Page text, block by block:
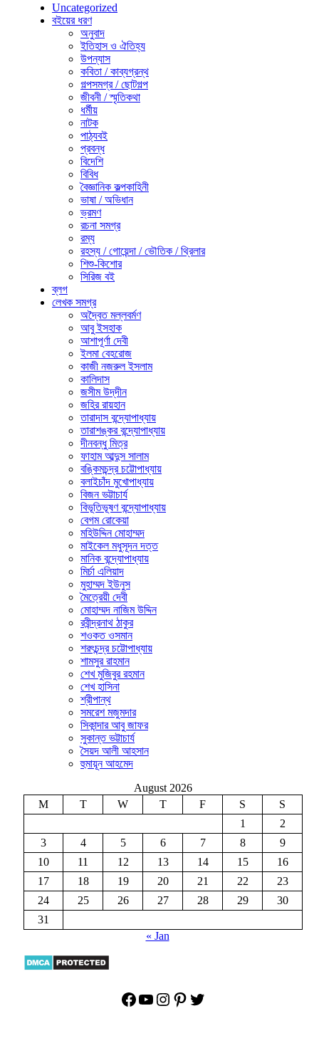
Uncategorized
বইয়ের ধরণ
অনুবাদ
ইতিহাস ও ঐতিহ্য
উপন্যাস
কবিতা / কাব্যগ্রন্থ
গল্পসমগ্র / ছোটগল্প
জীবনী / স্মৃতিকথা
ধর্মীয়
নাটক
পাঠ্যবই
প্রবন্ধ
বিদেশি
বিবিধ
বৈজ্ঞানিক কল্পকাহিনী
ভাষা / অভিধান
ভ্রমণ
রচনা সমগ্র
রম্য
রহস্য / গোয়েন্দা / ভৌতিক / থ্রিলার
শিশু-কিশোর
সিরিজ বই
ব্লগ
লেখক সমগ্র
অদ্বৈত মল্লবর্মণ
আবু ইসহাক
আশাপূর্ণা দেবী
ইলমা বেহরোজ
কাজী নজরুল ইসলাম
কালিদাস
জসীম উদ্‌দীন
জহির রায়হান
তারাদাস বন্দ্যোপাধ্যায়
তারাশঙ্কর বন্দ্যোপাধ্যায়
দীনবন্ধু মিত্র
ফাহাম আব্দুস সালাম
বঙ্কিমচন্দ্র চট্টোপাধ্যায়
বলাইচাঁদ মুখোপাধ্যায়
বিজন ভট্টাচার্য
বিভূতিভূষণ বন্দ্যোপাধ্যায়
বেগম রোকেয়া
মহিউদ্দিন মোহাম্মদ
মাইকেল মধুসূদন দত্ত
মানিক বন্দ্যোপাধ্যায়
মির্চা এলিয়াদ
মুহাম্মদ ইউনুস
মৈত্রেয়ী দেবী
মোহাম্মদ নাজিম উদ্দিন
রবীন্দ্রনাথ ঠাকুর
শওকত ওসমান
শরৎচন্দ্র চট্টোপাধ্যায়
শামসুর রাহমান
শেখ মুজিবুর রহমান
শেখ হাসিনা
শ্রীপান্থ
সমরেশ মজুমদার
সিকান্দার আবু জাফর
সুকান্ত ভট্টাচার্য
সৈয়দ আলী আহসান
হুমায়ূন আহমেদ
August 2026
M
T W T F S
S
1
2
3
4 5 6 7 8
9
10
11 12 13 14 15
16
17
18 19 20 21 22
23
24
25 26 27 28 29
30
31
« Jan
Facebook
YouTube
Instagram
Pinterest
Twitter